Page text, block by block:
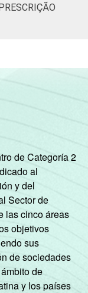
de Categoría 2
al
y del
Sector de
las cinco áreas
objetivos
sus
de sociedades
de
y los países